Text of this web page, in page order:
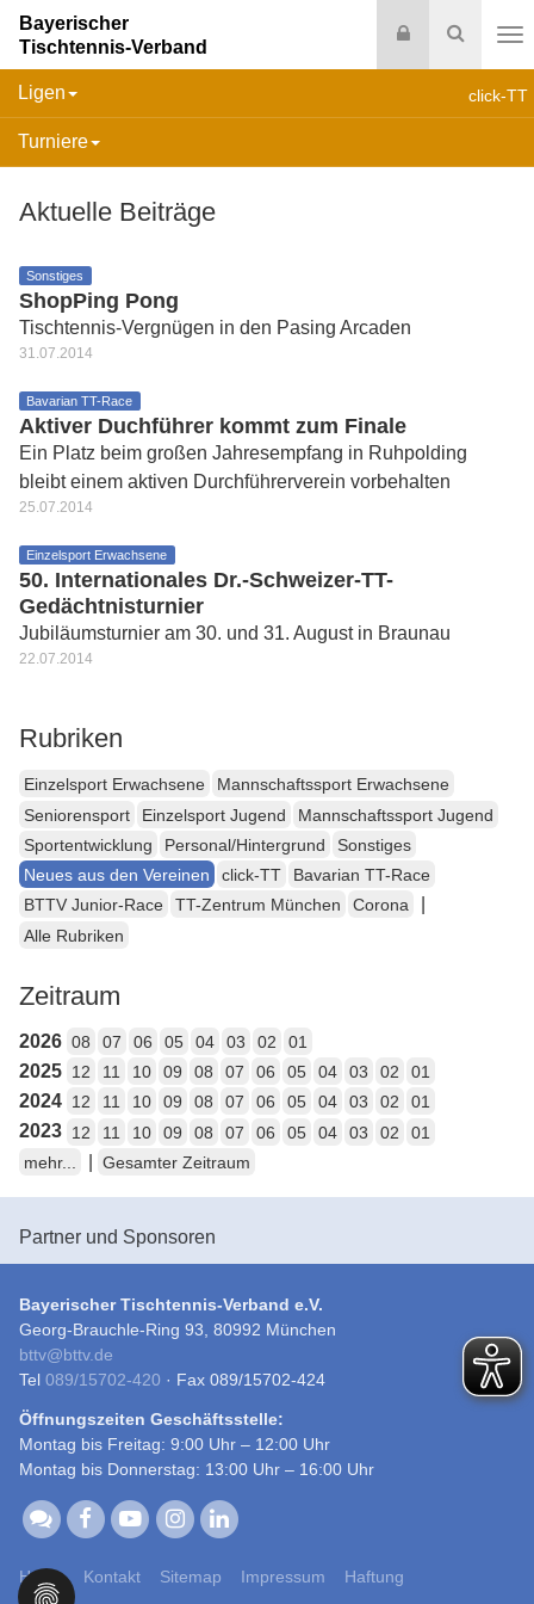
Suche
Login
Bayerischer
Tischtennis-Verband
click-TT
Ligen
Turniere
Aktuelle Beiträge
Sonstiges
ShopPing Pong
Tischtennis-Vergnügen in den Pasing Arcaden
31.07.2014
Bavarian TT-Race
Aktiver Duchführer kommt zum Finale
Ein Platz beim großen Jahresempfang in Ruhpolding
bleibt einem aktiven Durchführerverein vorbehalten
25.07.2014
Einzelsport Erwachsene
50. Internationales Dr.-Schweizer-TT-
Gedächtnisturnier
Jubiläumsturnier am 30. und 31. August in Braunau
22.07.2014
Rubriken
Einzelsport Erwachsene
Mannschaftssport Erwachsene
Seniorensport
Einzelsport Jugend
Mannschaftssport Jugend
Sportentwicklung
Personal/Hintergrund
Sonstiges
Neues aus den Vereinen
click-TT
Bavarian TT-Race
BTTV Junior-Race
TT-Zentrum München Corona
Alle Rubriken
Zeitraum
2026 08 07 06 05 04 03 02 01
2025 12 11 10 09 08 07 06 05 04 03 02 01
2024 12 11 10 09 08 07 06 05 04 03 02 01
2023 12 11 10 09 08 07 06 05 04 03 02
01
mehr...
Gesamter Zeitraum
Partner und Sponsoren
Bayerischer Tischtennis-Verband e.V.
Georg-Brauchle-Ring 93, 80992 München
bttv@bttv.de
Tel 089/15702-420 · Fax 089/15702-424
Öffnungszeiten Geschäftsstelle:
Montag bis Freitag: 9:00 Uhr – 12:00 Uhr
Montag bis Donnerstag: 13:00 Uhr – 16:00 Uhr
Home Kontakt Sitemap Impressum Haftung